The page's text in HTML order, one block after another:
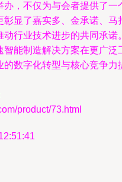
办，不仅为与会者提供了一
彰显了嘉实多、金承诺、马
动行业技术进步的共同承诺
智能制造解决方案在更广泛
的数字化转型与核心竞争力
product/73.html